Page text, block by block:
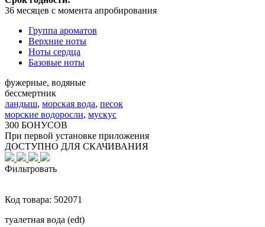
36 месяцев с момента апробирования
Группа ароматов
Верхние ноты
Ноты сердца
Базовые ноты
фужерные, водяные
бессмертник
ландыш, морская вода, песок
морские водоросли, мускус
300 БОНУСОВ
При первой установке приложения
ДОСТУПНО ДЛЯ СКАЧИВАНИЯ
Фильтровать
Код товара: 502071
туалетная вода (edt)